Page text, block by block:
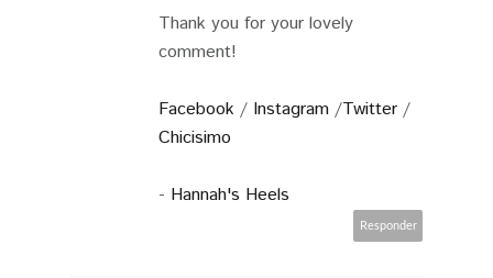
Thank you for your lovely
comment!
Facebook / Instagram /Twitter /
Chicisimo
- Hannah's Heels
Responder